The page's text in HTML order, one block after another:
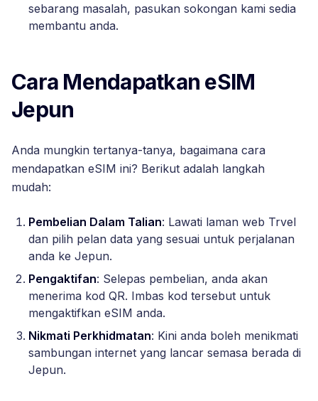
sebarang masalah, pasukan sokongan kami sedia
membantu anda.
Cara Mendapatkan eSIM
Jepun
Anda mungkin tertanya-tanya, bagaimana cara
mendapatkan eSIM ini? Berikut adalah langkah
mudah:
Pembelian Dalam Talian: Lawati laman web Trvel
dan pilih pelan data yang sesuai untuk perjalanan
anda ke Jepun.
Pengaktifan: Selepas pembelian, anda akan
menerima kod QR. Imbas kod tersebut untuk
mengaktifkan eSIM anda.
Nikmati Perkhidmatan: Kini anda boleh menikmati
sambungan internet yang lancar semasa berada di
Jepun.